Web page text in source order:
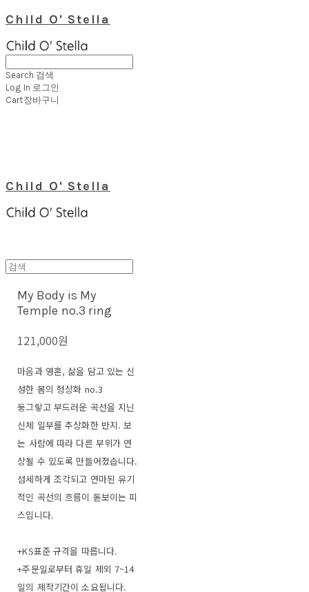
Child O' Stella
Search 검색
Log In 로그인
Cart장바구니
Child O' Stella
My Body is My
Temple no.3 ring
121,000원
마음과 영혼, 삶을 담고 있는 신
성한 몸의 형상화 no.3
둥그랗고 부드러운 곡선을 지닌
신체 일부를 추상화한 반지. 보
는 사람에 따라 다른 부위가 연
상될 수 있도록 만들어졌습니다.
섬세하게 조각되고 연마된 유기
적인 곡선의 흐름이 돋보이는 피
스입니다.
+KS표준 규격을 따릅니다.
+주문일로부터 휴일 제외 7~14
일의 제작기간이 소요됩니다.